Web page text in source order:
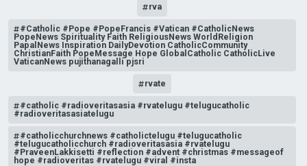
rva
#Catholic #Pope #PopeFrancis #Vatican #CatholicNews
PopeNews Spirituality Faith ReligiousNews WorldReligion
PapalNews Inspiration DailyDevotion CatholicCommunity
ChristianFaith PopeMessage Hope GlobalCatholic CatholicLive
VaticanNews pujithanagalli pjsri
rvate
#catholic #radioveritasasia #rvatelugu #telugucatholic
#radioveritasasiatelugu
#catholicchurchnews #catholictelugu #telugucatholic
#telugucatholicchurch #radioveritasasia #rvatelugu
#PraveenLakkisetti #reflection #advent #christmas #messageof
hope #radioveritas #rvatelugu #viral #insta